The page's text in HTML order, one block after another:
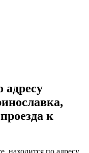
к
находится по адресу